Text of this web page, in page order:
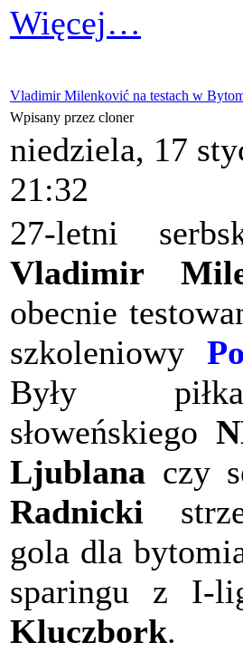
Więcej…
Vladimir Milenković na testach w
Wpisany przez cloner
niedziela, 17
21:32
27-letni
Vladimir
obecnie
szkoleniowy
Były
słoweńskiego
Ljublana czy
Radnicki
gola dla
sparingu z I-
Kluczbork.